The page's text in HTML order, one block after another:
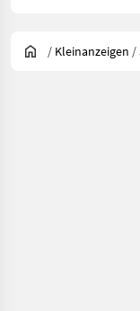
/ Kleinanzeigen /